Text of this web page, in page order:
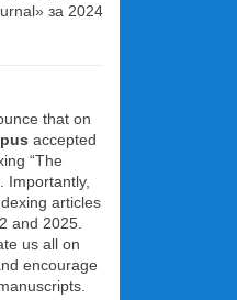
за 2024
that on
accepted
“The
Importantly,
articles
and 2025.
us all on
encourage